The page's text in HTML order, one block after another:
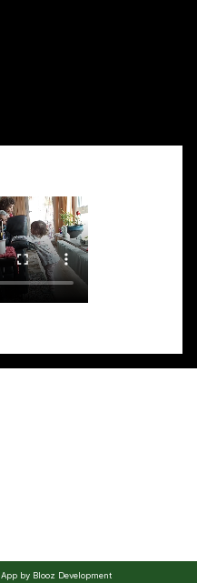
App by Blooz Development